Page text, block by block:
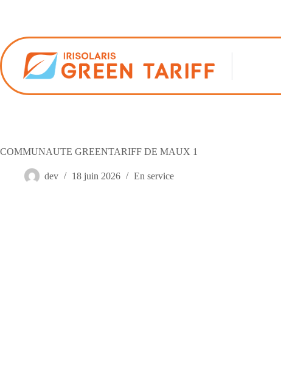
COMMUNAUTE GREENTARIFF DE MAUX 1
dev 18 juin 2026 En service